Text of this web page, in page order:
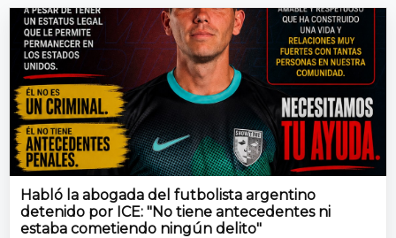
Habló la abogada del futbolista argentino
detenido por ICE: "No tiene antecedentes ni
estaba cometiendo ningún delito"